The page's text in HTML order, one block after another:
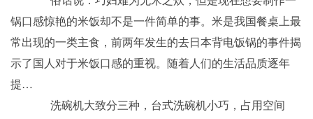
锅口感惊艳的米饭却不是一件简单的事。米是我国餐桌上最
常出现的一类主食，前两年发生的去日本背电饭锅的事件揭
示了国人对于米饭口感的重视。随着人们的生活品质逐年
提…
洗碗机大致分三种，台式洗碗机小巧，占用空间